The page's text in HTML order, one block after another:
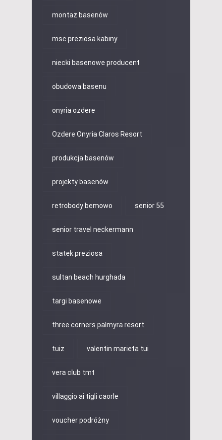
montaż basenów
msc preziosa kabiny
niecki basenowe producent
obudowa basenu
onyria ozdere
Ozdere Onyria Claros Resort
produkcja basenów
projekty basenów
retrobody bemowo senior 55
senior travel neckermann
statek preziosa
sultan beach hurghada
targi basenowe
three corners palmyra resort
tuiz valentin marieta tui
vera club tmt
villaggio ai tigli caorle
voucher podróżny